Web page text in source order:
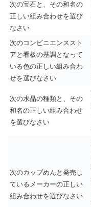
次の宝石と、その和名の
正しい組み合わせを選び
なさい
次のコンビニエンススト
アと看板の基調となって
いる色の正しい組み合わ
せを選びなさい
次の水晶の種類と、その
和名の正しい組み合わせ
を選びなさい
次のカップめんと発売し
ているメーカーの正しい
組み合わせを選びなさい